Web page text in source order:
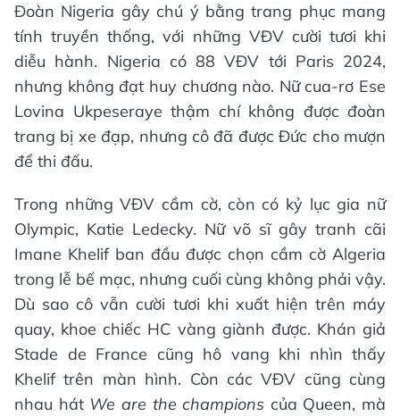
Đoàn Nigeria gây chú ý bằng trang phục mang
tính truyền thống, với những VĐV cười tươi khi
diễu hành. Nigeria có 88 VĐV tới Paris 2024,
nhưng không đạt huy chương nào. Nữ cua-rơ Ese
Lovina Ukpeseraye thậm chí không được đoàn
trang bị xe đạp, nhưng cô đã được Đức cho mượn
để thi đấu.
Trong những VĐV cầm cờ, còn có kỷ lục gia nữ
Olympic, Katie Ledecky. Nữ võ sĩ gây tranh cãi
Imane Khelif ban đầu được chọn cầm cờ Algeria
trong lễ bế mạc, nhưng cuối cùng không phải vậy.
Dù sao cô vẫn cười tươi khi xuất hiện trên máy
quay, khoe chiếc HC vàng giành được. Khán giả
Stade de France cũng hô vang khi nhìn thấy
Khelif trên màn hình. Còn các VĐV cũng cùng
nhau hát We are the champions của Queen, mà